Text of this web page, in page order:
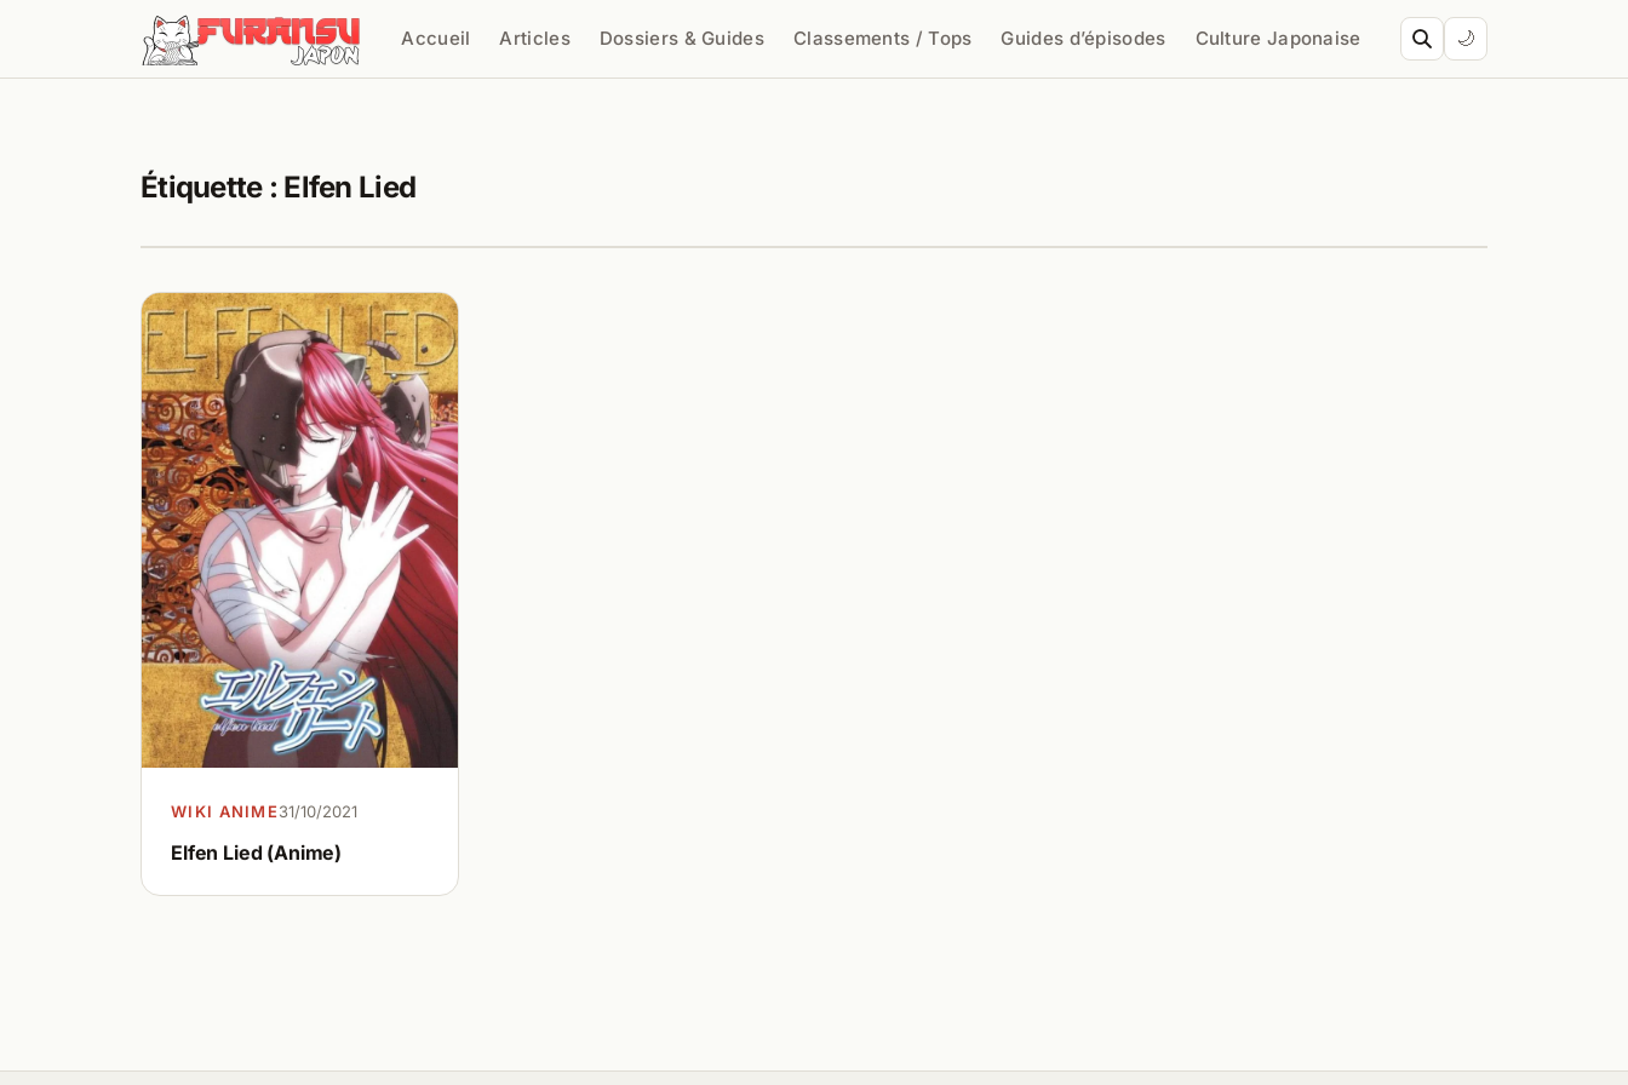
Aller au contenu
Accueil Articles Dossiers & Guides Classements / Tops Guides d’épisodes Culture Japonaise 🌙
Étiquette : Elfen Lied
WIKI ANIME31/10/2021
Elfen Lied (Anime)